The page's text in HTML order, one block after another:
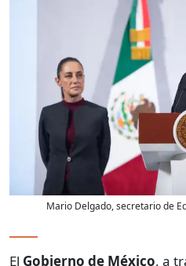
Mario Delgado, secretario de
El Gobierno de México, a